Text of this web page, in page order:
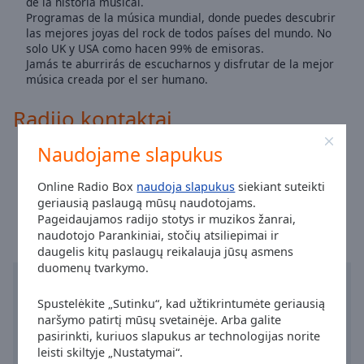
Naudojame slapukus
Online Radio Box naudoja slapukus siekiant suteikti
geriausią paslaugą mūsų naudotojams.
Pageidaujamos radijo stotys ir muzikos žanrai,
naudotojo Parankiniai, stočių atsiliepimai ir
daugelis kitų paslaugų reikalauja jūsų asmens
duomenų tvarkymo.
Spustelėkite „Sutinku“, kad užtikrintumėte geriausią
naršymo patirtį mūsų svetainėje. Arba galite
pasirinkti, kuriuos slapukus ar technologijas norite
leisti skiltyje „Nustatymai“.
Area
Background
Color
Family
Programas de la música mundial, donde puedes descubrir
las mejores joyas del rock de todos países del mundo. No
solo UK y USA como hacen 99% de emisoras.
Jamás te aburrirás de escucharnos y disfrutar de la mejor
música creada por el ser humano.
Radijo kontaktai
Svetainė: enroks.es
Laikas mieste Valensija:06:27,08.07.2026